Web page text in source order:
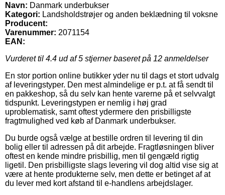
Navn: Danmark underbukser
Kategori: Landsholdstrøjer og anden beklædning til voksne
Producent:
Varenummer: 2071154
EAN:
Vurderet til 4.4 ud af 5 stjerner baseret på 12 anmeldelser
En stor portion online butikker yder nu til dags et stort udvalg
af leveringstyper. Den mest almindelige er p.t. at få sendt til
en pakkeshop, så du selv kan hente varerne på et selvvalgt
tidspunkt. Leveringstypen er nemlig i høj grad
uproblematisk, samt oftest ydermere den prisbilligste
fragtmulighed ved køb af Danmark underbukser.
Du burde også vælge at bestille ordren til levering til din
bolig eller til adressen på dit arbejde. Fragtløsningen bliver
oftest en kende mindre prisbillig, men til gengæld rigtig
ligetil. Den prisbilligste slags levering vil dog altid vise sig at
være at hente produkterne selv, men dette er betinget af at
du lever med kort afstand til e-handlens arbejdslager.